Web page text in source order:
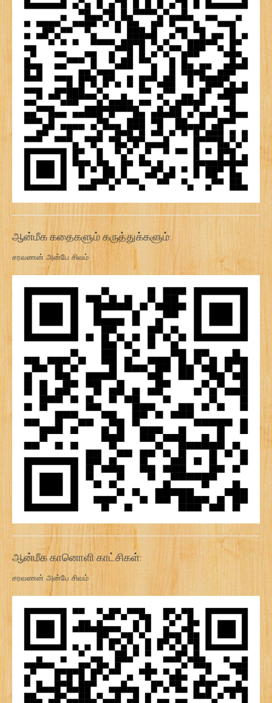
ஆன்மீக கதைகளும் கருத்துக்களும்:
சரவணன் அன்பே சிவம்
ஆன்மீக கானொளி காட்சிகள்:
சரவணன் அன்பே சிவம்